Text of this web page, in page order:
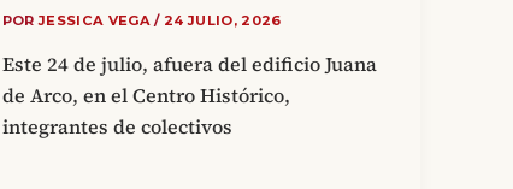
PORJESSICA VEGA/ 24 JULIO, 2026
Este 24 de julio, afuera del edificio Juana
de Arco, en el Centro Histórico,
integrantes de colectivos